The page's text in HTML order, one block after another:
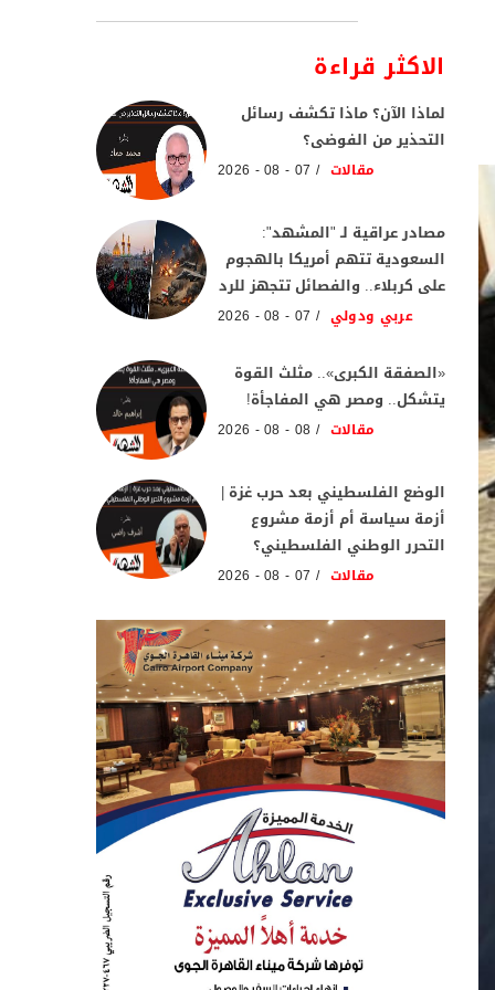
الاكثر قراءة
لماذا الآن؟ ماذا تكشف رسائل
التحذير من الفوضى؟
مقالات 07 - 08 - 2026
مصادر عراقية لـ "المشهد":
السعودية تتهم أمريكا بالهجوم
على كربلاء.. والفصائل تتجهز للرد
عربي ودولي 07 - 08 - 2026
«الصفقة الكبرى».. مثلث القوة
يتشكل.. ومصر هي المفاجأة!
مقالات 08 - 08 - 2026
الوضع الفلسطيني بعد حرب غزة |
أزمة سياسة أم أزمة مشروع
التحرر الوطني الفلسطيني؟
مقالات 07 - 08 - 2026